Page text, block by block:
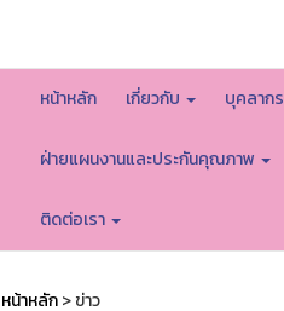
หน้าหลัก เกี่ยวกับ บุคลากร
ฝ่ายแผนงานและประกันคุณภาพ
ติดต่อเรา
หน้าหลัก> ข่าว